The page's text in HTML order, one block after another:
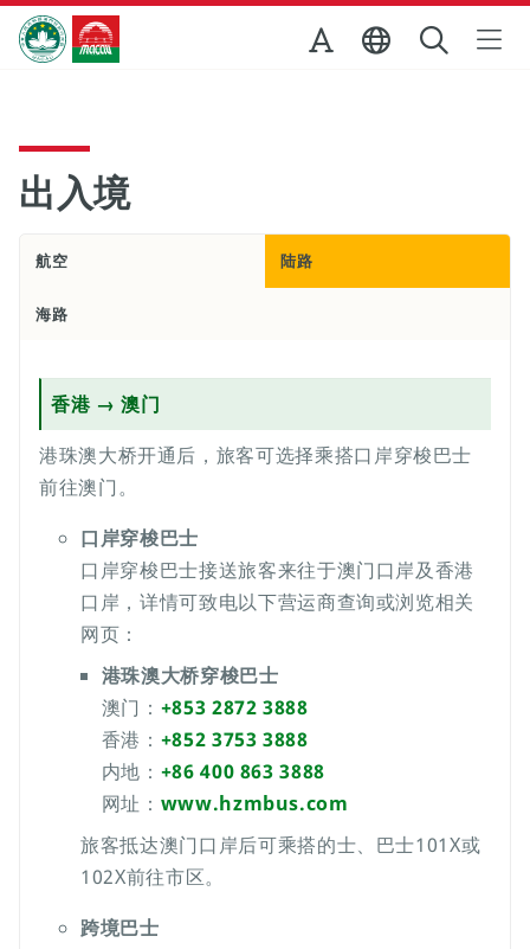
跳至主内容
澳门特别行政区政府旅游局
出入境
航空 陆路
海路
香港 → 澳门
港珠澳大桥开通后，旅客可选择乘搭口岸穿梭巴士
前往澳门。
口岸穿梭巴士
口岸穿梭巴士接送旅客来往于澳门口岸及香港
口岸，详情可致电以下营运商查询或浏览相关
网页：
港珠澳大桥穿梭巴士
澳门： +853 2872 3888
香港： +852 3753 3888
内地： +86 400 863 3888
网址： www.hzmbus.com
旅客抵达澳门口岸后可乘搭的士、巴士101X或
102X前往市区。
跨境巴士